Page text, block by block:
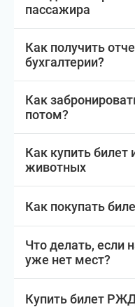
пассажира
Как получить
бухгалтерии?
Как
потом?
Как купить билет
животных
Как покупать
Что делать, если
уже нет мест?
Купить билет